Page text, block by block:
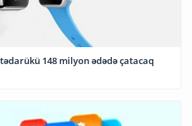
148 milyon ədədə çatacaq